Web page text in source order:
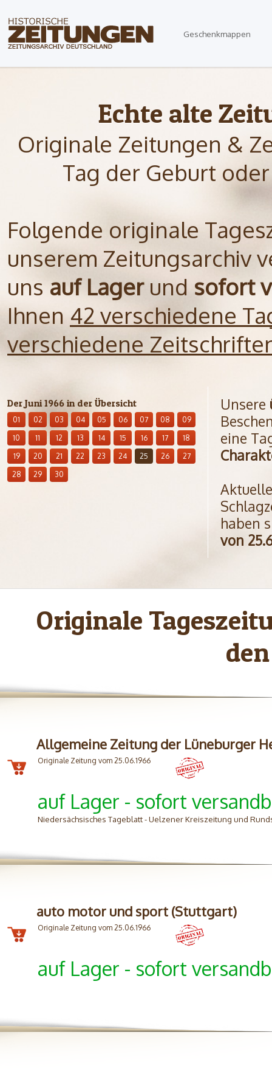
Geschenkmappen
Echte alte
Originale Zeitungen &
Tag der Geburt
Folgende originale
unserem Zeitungsarchiv
uns auf Lagerund sofort
Ihnen 42 verschiedene
verschiedene
Der Juni 1966 in der Übersicht
01 02 03 04 05 06 07 08
09
10
11 12 13 14 15 16 17
18
19
20 21 22 23 24 25 26
27
28
29 30
Unsere
eine
haben
von
Originale
Allgemeine Zeitung der Lüneburger
Originale Zeitung vom 25.06.1966
auf Lager - sofort
Niedersächsisches Tageblatt - Uelzener Kreiszeitung und
auto motor und sport (Stuttgart)
Originale Zeitung vom 25.06.1966
auf Lager - sofort